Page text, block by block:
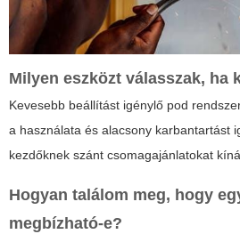
Milyen eszközt válasszak, ha
Kevesebb beállítást igénylő pod
a használata és alacsony karbantartást
kezdőknek szánt csomagajánlatokat
Hogyan találom meg, hogy
megbízható-e?